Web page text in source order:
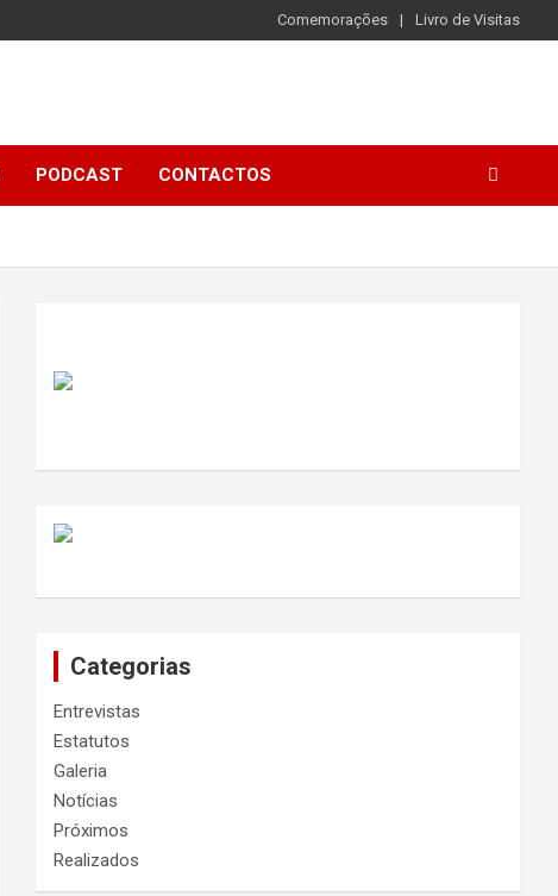
Comemorações Livro de Visitas
PODCAST CONTACTOS
Categorias
Entrevistas
Estatutos
Galeria
Notícias
Próximos
Realizados